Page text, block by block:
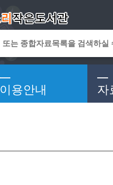
이용안내 자